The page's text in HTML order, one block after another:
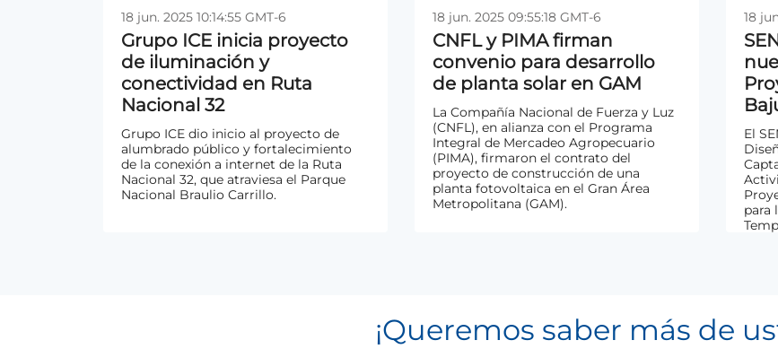
18 jun. 2025 09:55:18 GMT-6
CNFL y PIMA firman
convenio para desarrollo
de planta solar en GAM
La Compañía Nacional de Fuerza y Luz
(CNFL), en alianza con el Programa
Integral de Mercadeo Agropecuario
(PIMA), firmaron el contrato del
proyecto de construcción de una
planta fotovoltaica en el Gran Área
Metropolitana (GAM).
18
El
para
18 jun. 2025 10:14:55 GMT-6
Grupo ICE inicia proyecto
de iluminación y
conectividad en Ruta
Nacional 32
Grupo ICE dio inicio al proyecto de
alumbrado público y fortalecimiento
de la conexión a internet de la Ruta
Nacional 32, que atraviesa el Parque
Nacional Braulio Carrillo.
18 jun. 2025 09:55:18 GMT-6
CNFL y PIMA firman
convenio para desarrollo
de planta solar en GAM
La Compañía Nacional de Fuerza y Luz
(CNFL), en alianza con el Programa
Integral de Mercadeo Agropecuario
(PIMA), firmaron el contrato del
proyecto de construcción de una
planta fotovoltaica en el Gran Área
Metropolitana (GAM).
18
El
para
¡Queremos saber más de